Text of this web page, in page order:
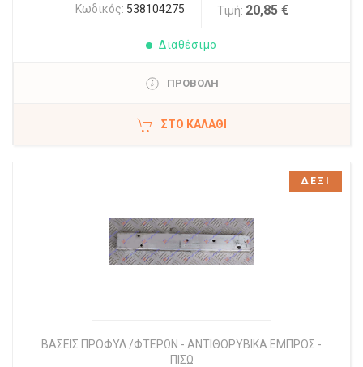
Κωδικός: 538104275 Τιμή: 20,85 €
Διαθέσιμο
ΠΡΟΒΟΛΗ
ΣΤΟ ΚΑΛΆΘΙ
ΒΑΣΕΙΣ ΠΡΟΦΥΛ./ΦΤΕΡΩΝ - ΑΝΤΙΘΟΡΥΒΙΚΑ ΕΜΠΡΟΣ -
ΠΙΣΩ
ΔΕΞΙ